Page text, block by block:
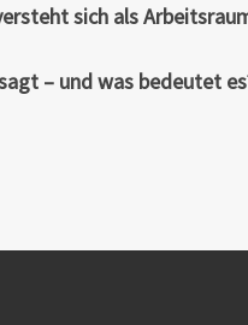
sich als
– und was bedeutet